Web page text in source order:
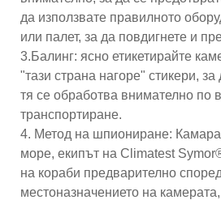
да използвате правилното
или палет, за да повдигнете и
3.Балинг: ясно етикетирайте
"тази страна нагоре" стикери,
тя се обработва внимателно по
транспортиране.
4. Метод на шпиониране:
море, екипът на Climatest
на кораби предварително
местоназначението на